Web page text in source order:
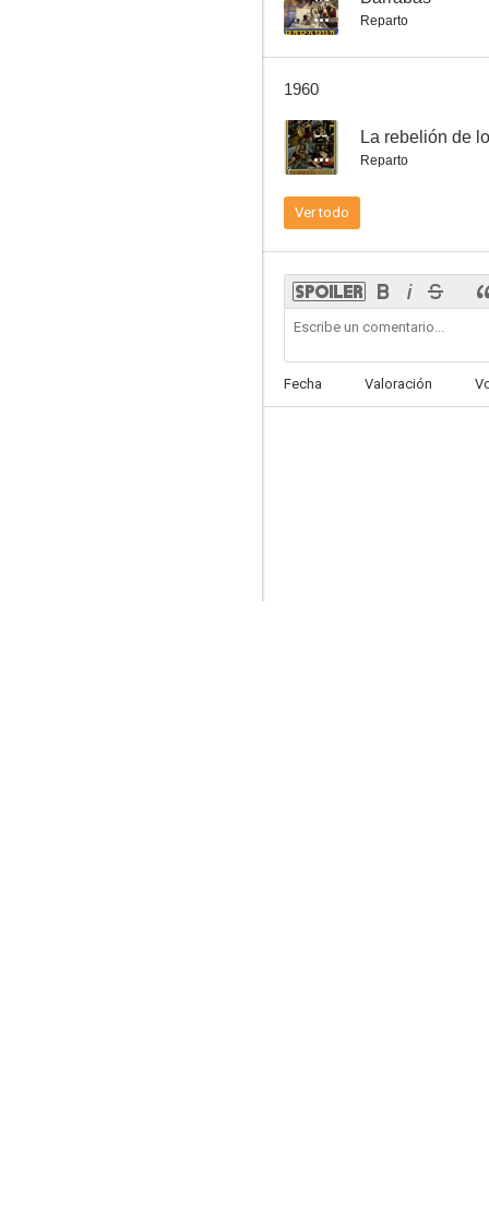
Reparto
1960
-- La rebelión de
Reparto
Ver todo
Fecha Valoración